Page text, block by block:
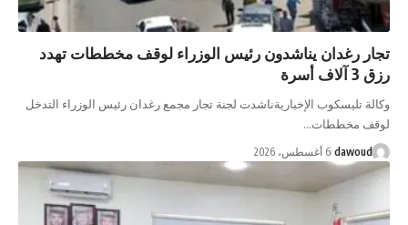
تجار رغدان يناشدون رئيس الوزراء لوقف مخططات تهدد
رزق 3 آلاف أسرة
وكالة تليسكوب الإخباريةناشدت لجنة تجار مجمع رغدان رئيس الوزراء التدخل
لوقف مخططات…
dawoud 6 أغسطس، 2026